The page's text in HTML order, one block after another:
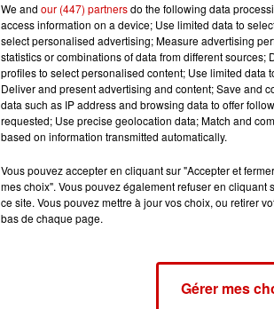
We and our (447) partnersdo the following data
access information on a device; Use limited data to
select personalised advertising; Measure advertising
statistics or combinations of data from different
profiles to select personalised content; Use limited data
Deliver and present advertising and content; Save and
data such as IP address and browsing data to offer
requested; Use precise geolocation data; Match and
based on information transmitted automatically.
Vous pouvez accepter en cliquant sur "Accepter et
mes choix". Vous pouvez également refuser en
ce site. Vous pouvez mettre à jour vos choix, ou retirer
bas de chaque page.
Gérer mes